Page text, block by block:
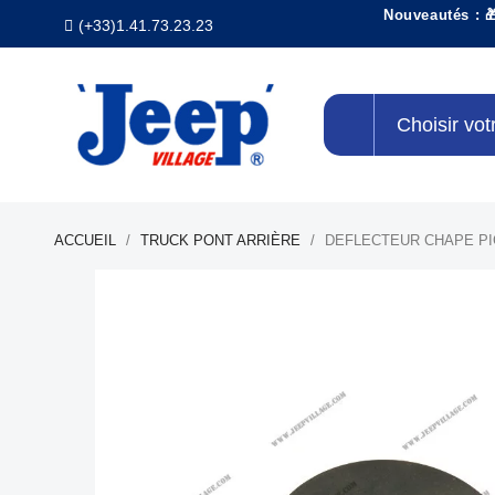
(+33)1.41.73.23.23
Nouveautés :
Choisir
ACCUEIL TRUCK PONT ARRIÈRE DEFLECTEUR CHAPE